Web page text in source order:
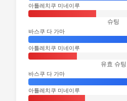
아틀레치쿠 미네이루
슈팅
바스쿠 다 가마
아틀레치쿠 미네이루
유효 슈팅
바스쿠 다 가마
아틀레치쿠 미네이루